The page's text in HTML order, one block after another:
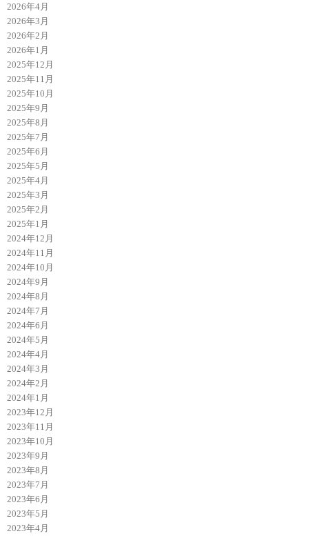
2026年4月
2026年3月
2026年2月
2026年1月
2025年12月
2025年11月
2025年10月
2025年9月
2025年8月
2025年7月
2025年6月
2025年5月
2025年4月
2025年3月
2025年2月
2025年1月
2024年12月
2024年11月
2024年10月
2024年9月
2024年8月
2024年7月
2024年6月
2024年5月
2024年4月
2024年3月
2024年2月
2024年1月
2023年12月
2023年11月
2023年10月
2023年9月
2023年8月
2023年7月
2023年6月
2023年5月
2023年4月